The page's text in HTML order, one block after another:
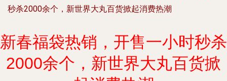
秒杀2000余个，新世界大丸百货掀起消费热潮
新春福袋热销，开售一小时秒杀
2000余个，新世界大丸百货掀